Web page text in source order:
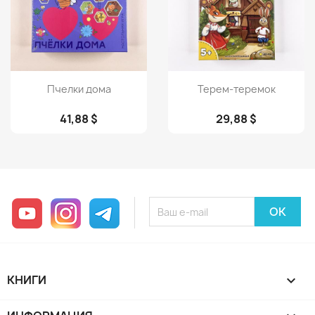
Просмотр
Пчелки дома
41,88 $
Просмотр
Терем-теремок
29,88 $
YouTube InstagramTelegram
КНИГИ 